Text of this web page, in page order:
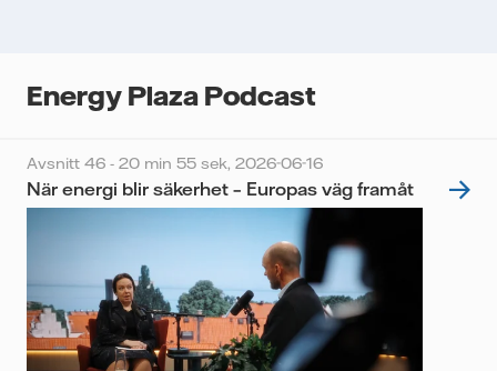
Energy Plaza Podcast
Avsnitt 46 - 20 min 55 sek, 2026-06-16
När energi blir säkerhet – Europas väg framåt